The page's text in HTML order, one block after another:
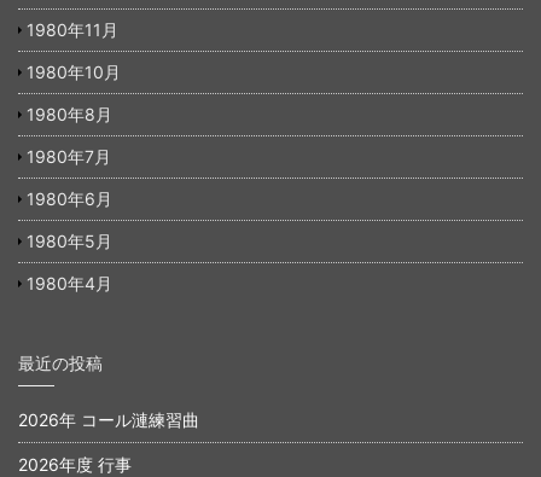
1980年11月
1980年10月
1980年8月
1980年7月
1980年6月
1980年5月
1980年4月
最近の投稿
2026年 コール漣練習曲
2026年度 行事